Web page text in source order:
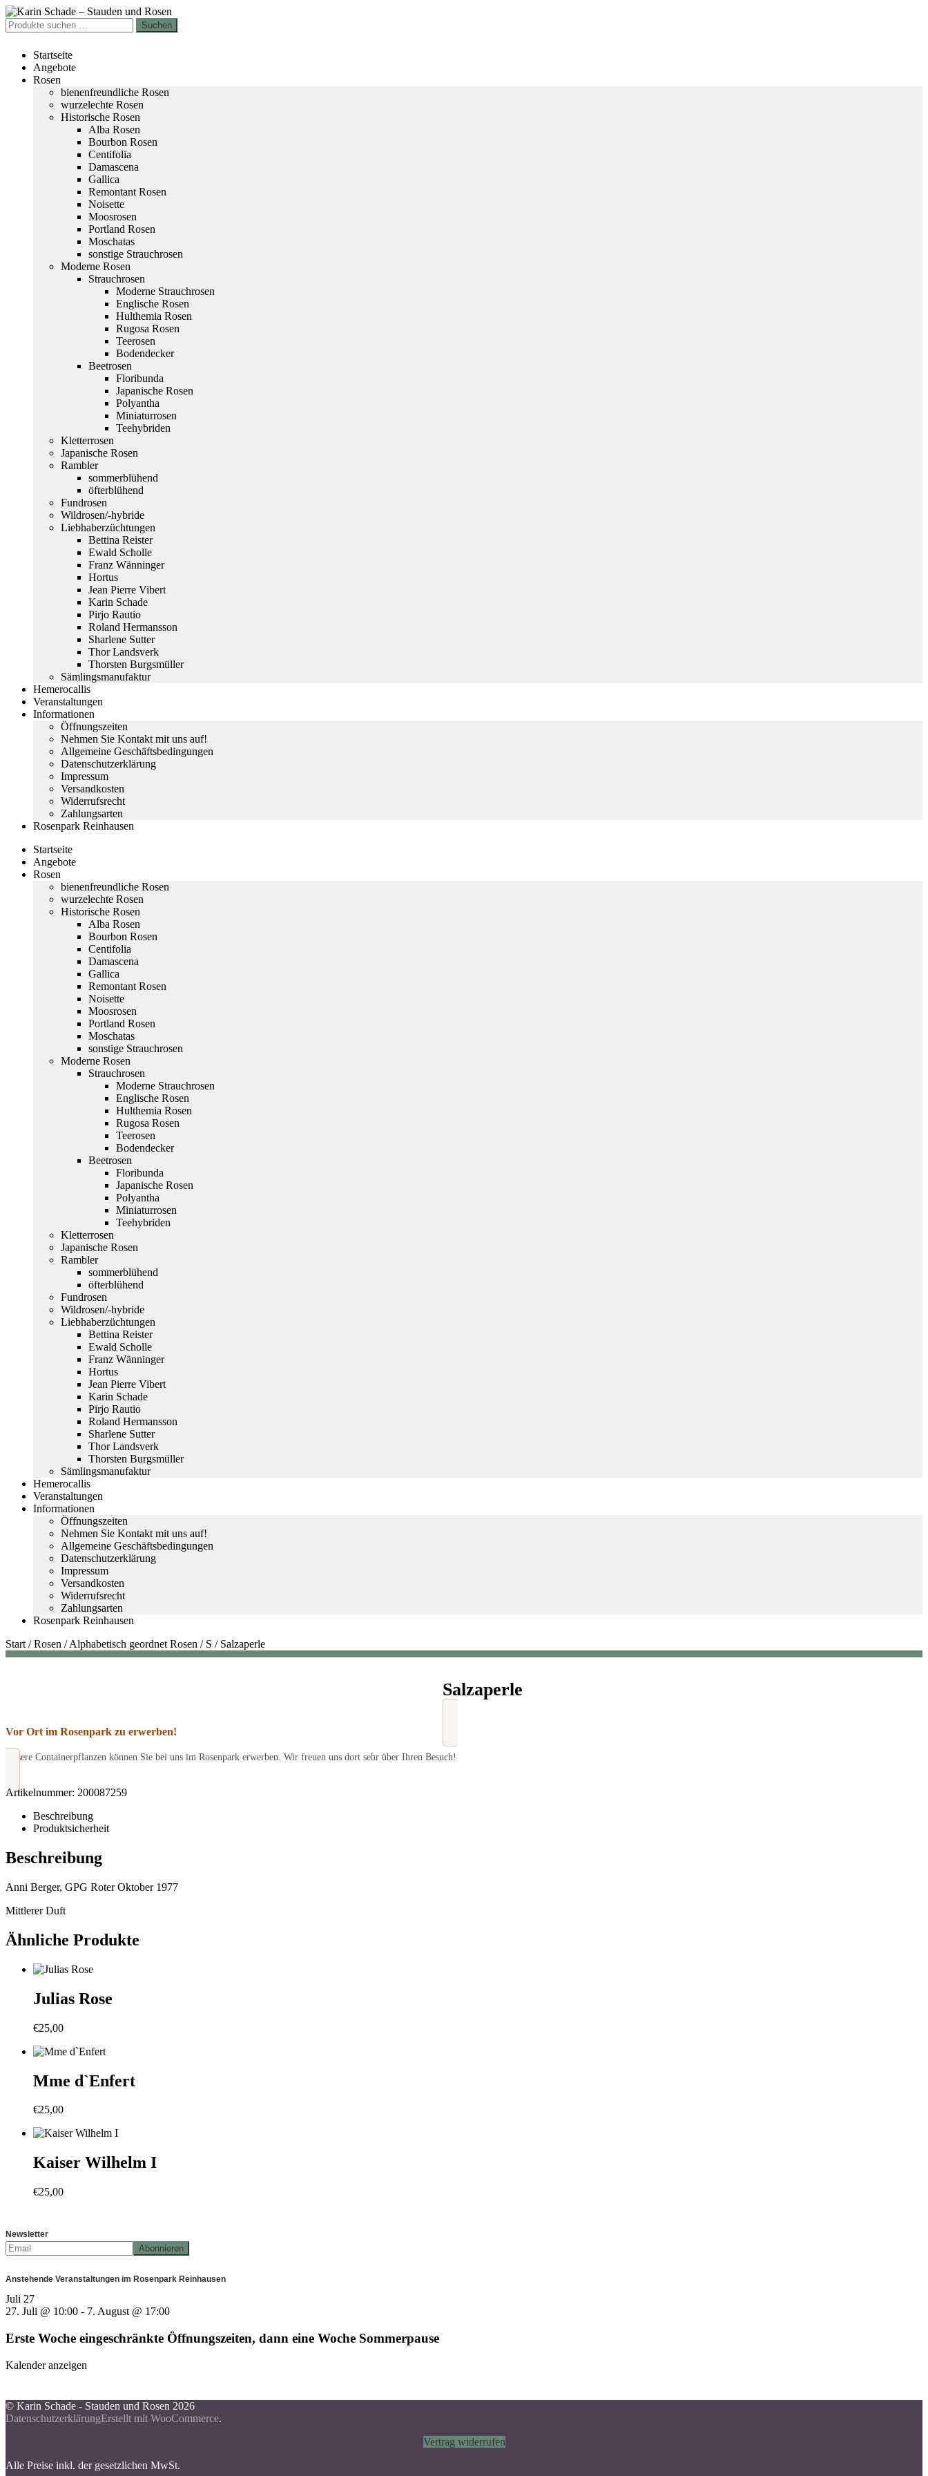
Zur
Navigation
springen
Zum
Inhalt
springen
Suchen
nach:
Suchen
Startseite
Angebote
Rosen
bienenfreundliche Rosen
wurzelechte Rosen
Historische Rosen
Alba Rosen
Bourbon Rosen
Centifolia
Damascena
Gallica
Remontant Rosen
Noisette
Moosrosen
Portland Rosen
Moschatas
sonstige Strauchrosen
Moderne Rosen
Strauchrosen
Moderne Strauchrosen
Englische Rosen
Hulthemia Rosen
Rugosa Rosen
Teerosen
Bodendecker
Beetrosen
Floribunda
Japanische Rosen
Polyantha
Miniaturrosen
Teehybriden
Kletterrosen
Japanische Rosen
Rambler
sommerblühend
öfterblühend
Fundrosen
Wildrosen/-hybride
Liebhaberzüchtungen
Bettina Reister
Ewald Scholle
Franz Wänninger
Hortus
Jean Pierre Vibert
Karin Schade
Pirjo Rautio
Roland Hermansson
Sharlene Sutter
Thor Landsverk
Thorsten Burgsmüller
Sämlingsmanufaktur
Hemerocallis
Veranstaltungen
Informationen
Öffnungszeiten
Nehmen Sie Kontakt mit uns auf!
Allgemeine Geschäftsbedingungen
Datenschutzerklärung
Impressum
Versandkosten
Widerrufsrecht
Zahlungsarten
Rosenpark Reinhausen
Startseite
Angebote
Rosen
bienenfreundliche Rosen
wurzelechte Rosen
Historische Rosen
Alba Rosen
Bourbon Rosen
Centifolia
Damascena
Gallica
Remontant Rosen
Noisette
Moosrosen
Portland Rosen
Moschatas
sonstige Strauchrosen
Moderne Rosen
Strauchrosen
Moderne Strauchrosen
Englische Rosen
Hulthemia Rosen
Rugosa Rosen
Teerosen
Bodendecker
Beetrosen
Floribunda
Japanische Rosen
Polyantha
Miniaturrosen
Teehybriden
Kletterrosen
Japanische Rosen
Rambler
sommerblühend
öfterblühend
Fundrosen
Wildrosen/-hybride
Liebhaberzüchtungen
Bettina Reister
Ewald Scholle
Franz Wänninger
Hortus
Jean Pierre Vibert
Karin Schade
Pirjo Rautio
Roland Hermansson
Sharlene Sutter
Thor Landsverk
Thorsten Burgsmüller
Sämlingsmanufaktur
Hemerocallis
Veranstaltungen
Informationen
Öffnungszeiten
Nehmen Sie Kontakt mit uns auf!
Allgemeine Geschäftsbedingungen
Datenschutzerklärung
Impressum
Versandkosten
Widerrufsrecht
Zahlungsarten
Rosenpark Reinhausen
Start /Rosen /Alphabetisch geordnet Rosen / S / Salzaperle
Salzaperle
Vor Ort im Rosenpark zu erwerben!
Unsere Containerpflanzen können Sie bei uns im Rosenpark erwerben. Wir freuen uns dort sehr über Ihren Besuch!
Artikelnummer: 200087259
Beschreibung
Produktsicherheit
Beschreibung
Anni Berger, GPG Roter Oktober 1977
Mittlerer Duft
Ähnliche Produkte
Julias Rose
€25,00
Mme d`Enfert
€25,00
Kaiser Wilhelm I
€25,00
Newsletter
Anstehende Veranstaltungen im Rosenpark Reinhausen
Juli 27
27. Juli @ 10:00 - 7. August @ 17:00
Erste Woche eingeschränkte Öffnungszeiten, dann eine Woche Sommerpause
Kalender anzeigen
© Karin Schade - Stauden und Rosen 2026
DatenschutzerklärungErstellt mit WooCommerce.
Vertrag widerrufen
Alle Preise inkl. der gesetzlichen MwSt.